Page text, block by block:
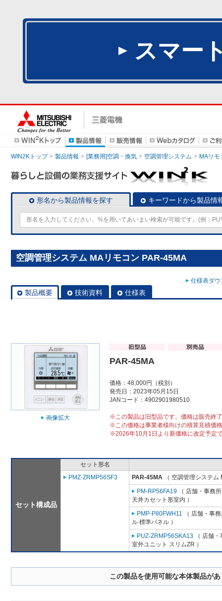
スマー
WIN2Kトップ 製品情報 [業務用]空調・換気 空調管理システム MAリモ
形名から製品情報を探す キーワードから製品情
空調管理システム MAリモコン PAR-45MA
仕様表ダ
製品概要 技術資料 仕様表
画像拡大
PAR-45MA
価格：48,000円（税別）
発売日：2023年05月15日
JANコード：4902901980510
※この製品は旧型品です。価格は販売終
※この価格は事業者様向けの積算見積価
※2026年10月1日より新価格に改定予定
セット構成品
セット形名
PMZ-ZRMP56SF3
PAR-45MA （ 空調管理システム
PM-RP56FA19 （ 店舗・事務
天井カセット形室内 ）
PMP-P80FWH11 （ 店舗・事
ル 標準パネル ）
PUZ-ZRMP56SKA13 （ 店舗
室外ユニット スリムZR ）
この製品を使用可能な本体製品が